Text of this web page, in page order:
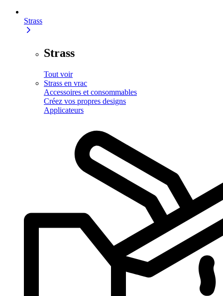
Strass
Strass
Tout voir
Strass en vrac
Accessoires et consommables
Créez vos propres designs
Applicateurs